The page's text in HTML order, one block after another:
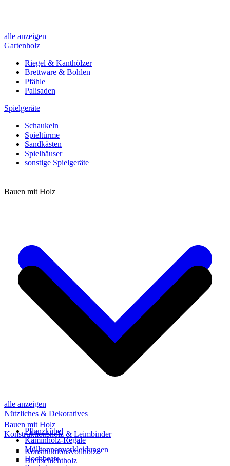
alle anzeigen
Gartenholz
Riegel & Kanthölzer
Brettware & Bohlen
Pfähle
Palisaden
Spielgeräte
Schaukeln
Spieltürme
Sandkästen
Spielhäuser
sonstige Spielgeräte
alle anzeigen
Nützliches & Dekoratives
Pflanzkübel
Kaminholz-Regale
Mülltonnenverkleidungen
Hochbeete
Bauen mit Holz
Bauen mit Holz
Konstruktionsholz & Leimbinder
Konstruktionsvollholz
Brettschichtholz